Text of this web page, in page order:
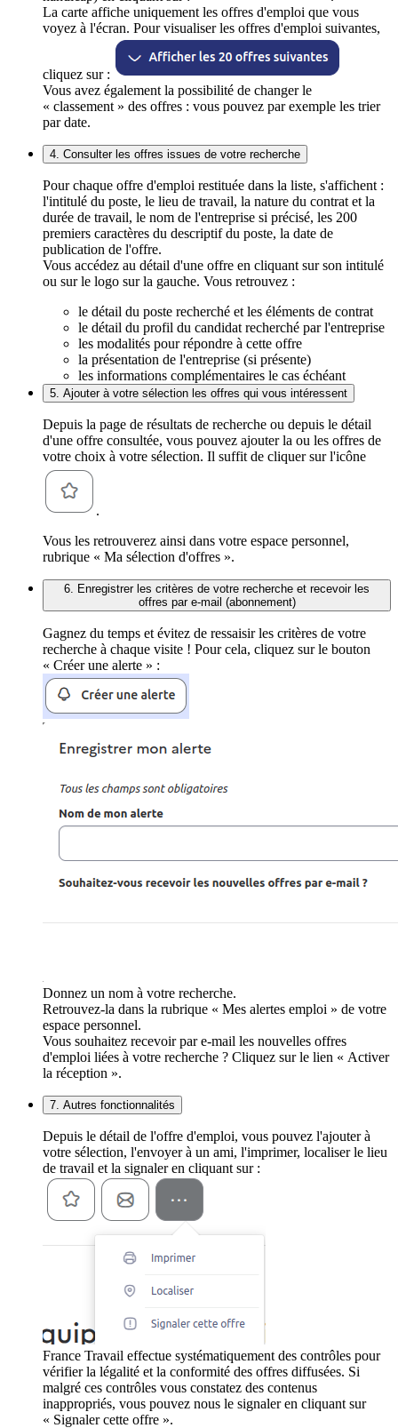
La carte affiche uniquement les offres d'emploi que vous
voyez à l'écran. Pour visualiser les offres d'emploi suivantes,
cliquez sur :
Vous avez également la possibilité de changer le
« classement » des offres : vous pouvez par exemple les trier
par date.
4. Consulter les offres issues de votre recherche
Pour chaque offre d'emploi restituée dans la liste, s'affichent :
l'intitulé du poste, le lieu de travail, la nature du contrat et la
durée de travail, le nom de l'entreprise si précisé, les 200
premiers caractères du descriptif du poste, la date de
publication de l'offre.
Vous accédez au détail d'une offre en cliquant sur son intitulé
ou sur le logo sur la gauche. Vous retrouvez :
le détail du poste recherché et les éléments de contrat
le détail du profil du candidat recherché par l'entreprise
les modalités pour répondre à cette offre
la présentation de l'entreprise (si présente)
les informations complémentaires le cas échéant
5. Ajouter à votre sélection les offres qui vous intéressent
Depuis la page de résultats de recherche ou depuis le détail
d'une offre consultée, vous pouvez ajouter la ou les offres de
votre choix à votre sélection. Il suffit de cliquer sur l'icône
.
Vous les retrouverez ainsi dans votre espace personnel,
rubrique « Ma sélection d'offres ».
6. Enregistrer les critères de votre recherche et recevoir les
offres par e-mail (abonnement)
Gagnez du temps et évitez de ressaisir les critères de votre
recherche à chaque visite ! Pour cela, cliquez sur le bouton
« Créer une alerte » :
Donnez un nom à votre recherche.
Retrouvez-la dans la rubrique « Mes alertes emploi » de votre
espace personnel.
Vous souhaitez recevoir par e-mail les nouvelles offres
d'emploi liées à votre recherche ? Cliquez sur le lien « Activer
la réception ».
7. Autres fonctionnalités
Depuis le détail de l'offre d'emploi, vous pouvez l'ajouter à
votre sélection, l'envoyer à un ami, l'imprimer, localiser le lieu
de travail et la signaler en cliquant sur :
France Travail effectue systématiquement des contrôles pour
vérifier la légalité et la conformité des offres diffusées. Si
malgré ces contrôles vous constatez des contenus
inappropriés, vous pouvez nous le signaler en cliquant sur
« Signaler cette offre ».